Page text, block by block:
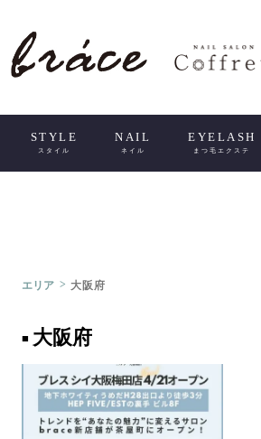
STYLE
スタイル
NAIL
ネイル
EYELASH
まつ毛エクステ
エリア > 大阪府
■ 大阪府